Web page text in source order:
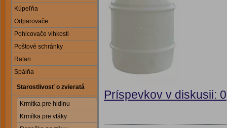
Kúpeľňa
Odparovače
Pohlcovače vlhkosti
Poštové schránky
Ratan
Spálňa
Starostlivosť o zvieratá
Krmítka pre hidinu
Krmítka pre vtáky
Príspevkov v diskusii: 0